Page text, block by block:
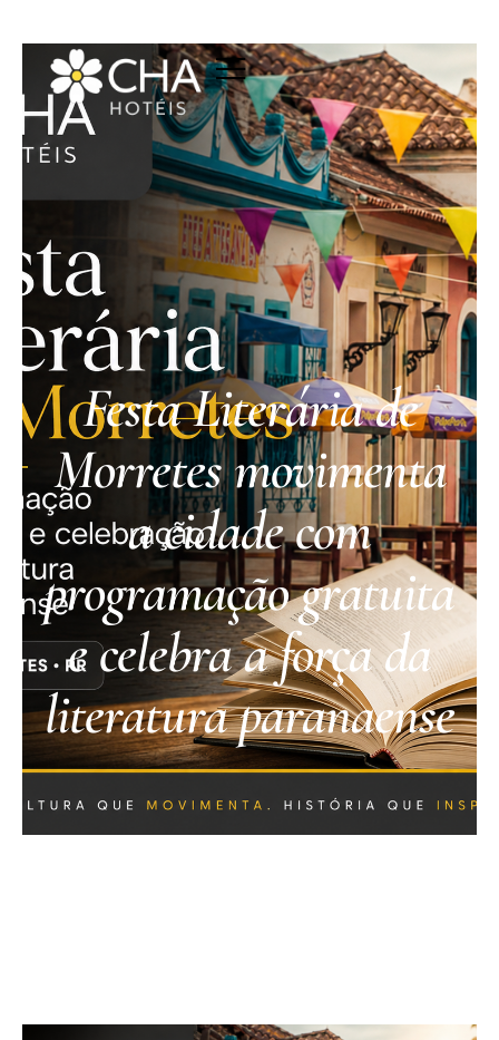
Festa Literária de
Morretes movimenta
a cidade com
programação gratuita
e celebra a força da
literatura paranaense